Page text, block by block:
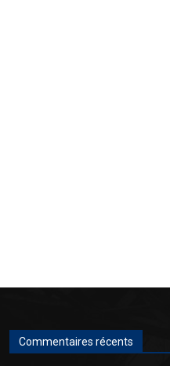
Commentaires récents